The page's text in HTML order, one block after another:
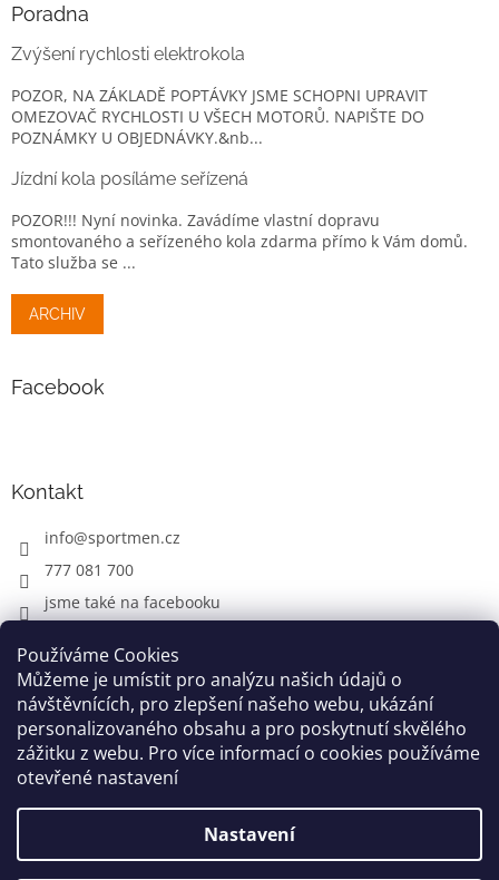
Používáme Cookies
Můžeme je umístit pro analýzu našich údajů o
návštěvnících, pro zlepšení našeho webu, ukázání
personalizovaného obsahu a pro poskytnutí skvělého
zážitku z webu. Pro více informací o cookies používáme
otevřené nastavení
Nastavení
Poradna
Zvýšení rychlosti elektrokola
POZOR, NA ZÁKLADĚ POPTÁVKY JSME SCHOPNI UPRAVIT
OMEZOVAČ RYCHLOSTI U VŠECH MOTORŮ. NAPIŠTE DO
POZNÁMKY U OBJEDNÁVKY.&nb...
Jízdní kola posíláme seřízená
POZOR!!! Nyní novinka. Zavádíme vlastní dopravu
smontovaného a seřízeného kola zdarma přímo k Vám domů.
Tato služba se ...
ARCHIV
Facebook
Kontakt
info@sportmen.cz
777 081 700
jsme také na facebooku
CYKLO OBLEČENÍ
Copyright 2026www.sportmen.cz. Všechna práva